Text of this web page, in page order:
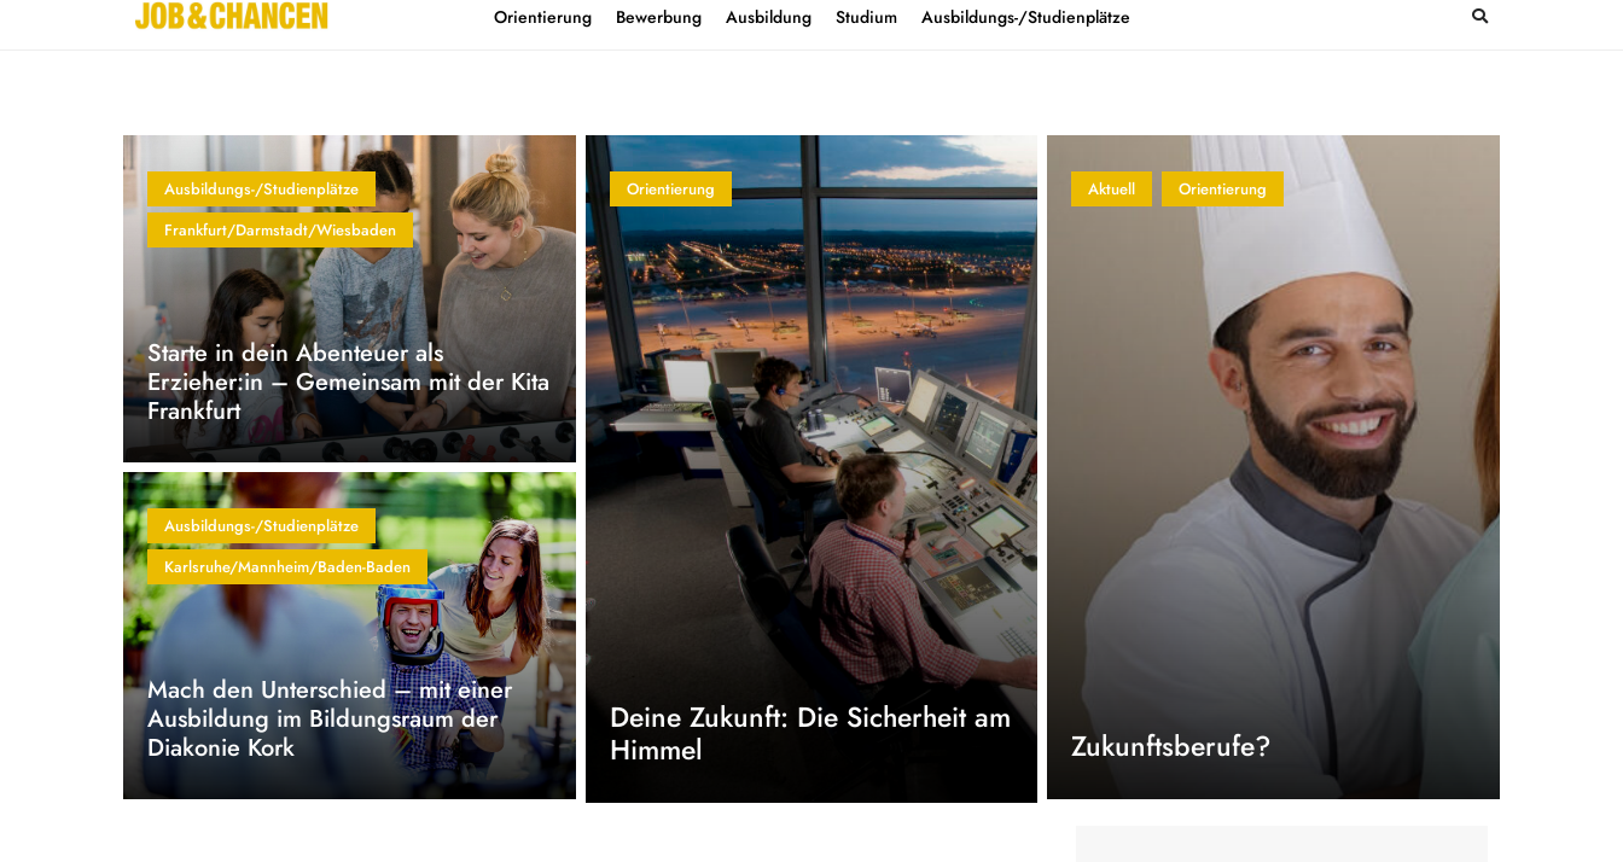
Home Kontakt Orientierung Bewerbung Ausbildung Studium Ausbildungs-/Studienplätze
Ausbildungs-/Studienplätze
Frankfurt/Darmstadt/Wiesbaden
Starte in dein Abenteuer als
Erzieher:in – Gemeinsam mit der Kita
Frankfurt
Ausbildungs-/Studienplätze
Karlsruhe/Mannheim/Baden-Baden
Mach den Unterschied – mit einer
Ausbildung im Bildungsraum der
Diakonie Kork
Orientierung
Deine Zukunft: Die Sicherheit am
Himmel
Aktuell Orientierung
Zukunftsberufe?